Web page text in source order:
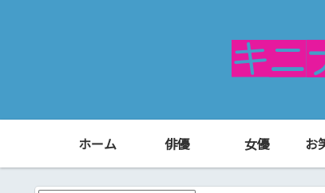
ホーム 俳優 女優 お